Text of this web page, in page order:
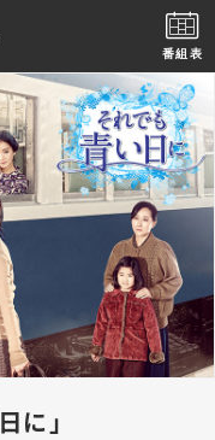
番組表
に」